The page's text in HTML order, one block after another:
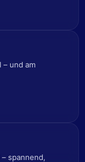
und am
spannend,